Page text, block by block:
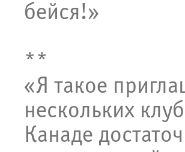
бейся!»
**
«Я такое
нескольких
Канаде